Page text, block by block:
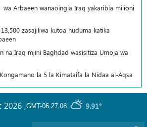
Arbaeen wanaoingia Iraq yakaribia milioni
zasajiliwa kutoa huduma katika
na Iraq mjini Baghdad wasisitiza Umoja wa
la 5 la Kimataifa la Nidaa al-Aqsa
GMT-06:27:08 9.91°
2026 ,